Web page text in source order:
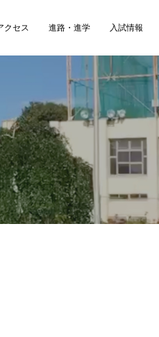
クセス 進路・進学 入試情報